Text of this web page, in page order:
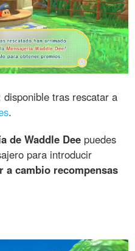
disponible tras rescatar a
.
de Waddle Dee puedes
para introducir
a cambio recompensas